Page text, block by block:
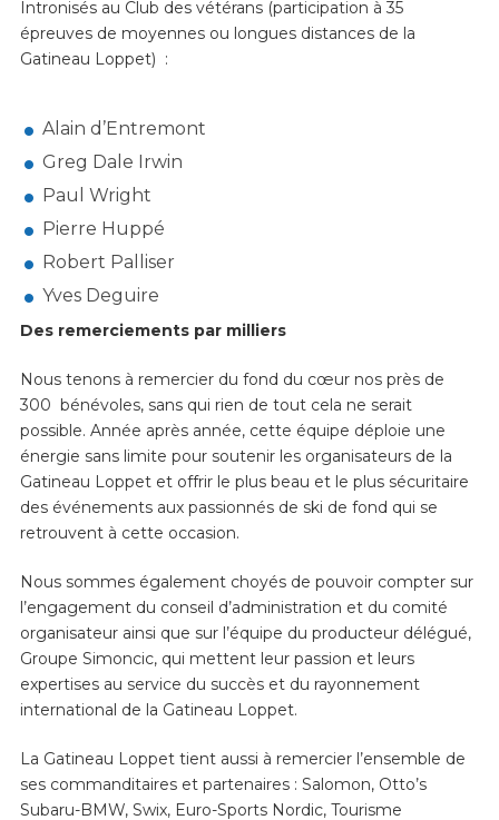
Intronisés au Club des vétérans (participation à 35
épreuves de moyennes ou longues distances de la
Gatineau Loppet) :
Alain d’Entremont
Greg Dale Irwin
Paul Wright
Pierre Huppé
Robert Palliser
Yves Deguire
Des remerciements par milliers
Nous tenons à remercier du fond du cœur nos près de
300 bénévoles, sans qui rien de tout cela ne serait
possible. Année après année, cette équipe déploie une
énergie sans limite pour soutenir les organisateurs de la
Gatineau Loppet et offrir le plus beau et le plus sécuritaire
des événements aux passionnés de ski de fond qui se
retrouvent à cette occasion.
Nous sommes également choyés de pouvoir compter sur
l’engagement du conseil d’administration et du comité
organisateur ainsi que sur l’équipe du producteur délégué,
Groupe Simoncic, qui mettent leur passion et leurs
expertises au service du succès et du rayonnement
international de la Gatineau Loppet.
La Gatineau Loppet tient aussi à remercier l’ensemble de
ses commanditaires et partenaires : Salomon, Otto’s
Subaru-BMW, Swix, Euro-Sports Nordic, Tourisme